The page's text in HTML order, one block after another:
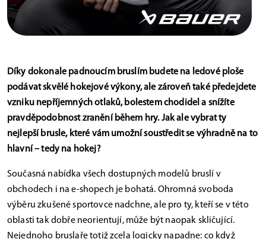
Díky dokonale padnoucím bruslím budete na ledové ploše
podávat skvělé hokejové výkony, ale zároveň také předejdete
vzniku nepříjemných otlaků, bolestem chodidel a snížíte
pravděpodobnost zranění během hry. Jak ale vybrat ty
nejlepší brusle, které vám umožní soustředit se výhradně na to
hlavní – tedy na hokej?
Současná nabídka všech dostupných modelů bruslí v
obchodech i na e-shopech je bohatá. Ohromná svoboda
výběru zkušené sportovce nadchne, ale pro ty, kteří se v této
oblasti tak dobře neorientují, může být naopak skličující.
Nejednoho bruslaře totiž zcela logicky napadne: co když